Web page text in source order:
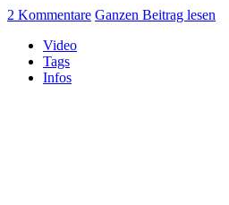
2 Kommentare Ganzen Beitrag lesen
Video
Tags
Infos